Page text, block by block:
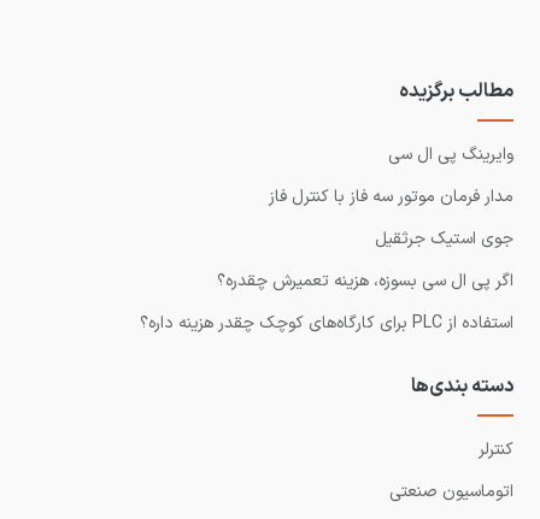
مطالب برگزیده
وایرینگ پی ال سی
مدار فرمان موتور سه فاز با کنترل فاز
جوی استیک جرثقیل
اگر پی ال سی بسوزه، هزینه تعمیرش چقدره؟
استفاده از PLC برای کارگاه‌های کوچک چقدر هزینه داره؟
دسته بندی‌ها
کنترلر
اتوماسیون صنعتی